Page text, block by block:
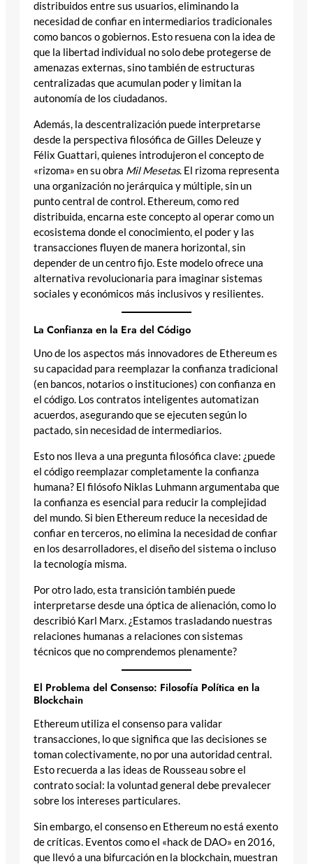
distribuidos entre sus usuarios, eliminando la
necesidad de confiar en intermediarios tradicionales
como bancos o gobiernos. Esto resuena con la idea de
que la libertad individual no solo debe protegerse de
amenazas externas, sino también de estructuras
centralizadas que acumulan poder y limitan la
autonomía de los ciudadanos.
Además, la descentralización puede interpretarse
desde la perspectiva filosófica de Gilles Deleuze y
Félix Guattari, quienes introdujeron el concepto de
«rizoma» en su obra Mil Mesetas. El rizoma representa
una organización no jerárquica y múltiple, sin un
punto central de control. Ethereum, como red
distribuida, encarna este concepto al operar como un
ecosistema donde el conocimiento, el poder y las
transacciones fluyen de manera horizontal, sin
depender de un centro fijo. Este modelo ofrece una
alternativa revolucionaria para imaginar sistemas
sociales y económicos más inclusivos y resilientes.
La Confianza en la Era del Código
Uno de los aspectos más innovadores de Ethereum es
su capacidad para reemplazar la confianza tradicional
(en bancos, notarios o instituciones) con confianza en
el código. Los contratos inteligentes automatizan
acuerdos, asegurando que se ejecuten según lo
pactado, sin necesidad de intermediarios.
Esto nos lleva a una pregunta filosófica clave: ¿puede
el código reemplazar completamente la confianza
humana? El filósofo Niklas Luhmann argumentaba que
la confianza es esencial para reducir la complejidad
del mundo. Si bien Ethereum reduce la necesidad de
confiar en terceros, no elimina la necesidad de confiar
en los desarrolladores, el diseño del sistema o incluso
la tecnología misma.
Por otro lado, esta transición también puede
interpretarse desde una óptica de alienación, como lo
describió Karl Marx. ¿Estamos trasladando nuestras
relaciones humanas a relaciones con sistemas
técnicos que no comprendemos plenamente?
El Problema del Consenso: Filosofía Política en la
Blockchain
Ethereum utiliza el consenso para validar
transacciones, lo que significa que las decisiones se
toman colectivamente, no por una autoridad central.
Esto recuerda a las ideas de Rousseau sobre el
contrato social: la voluntad general debe prevalecer
sobre los intereses particulares.
Sin embargo, el consenso en Ethereum no está exento
de críticas. Eventos como el «hack de DAO» en 2016,
que llevó a una bifurcación en la blockchain, muestran